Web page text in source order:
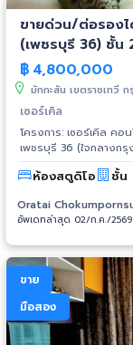
ขายด่วน/ต่อรอง
(เพชรบุรี 36) ชั้น
พร้อมอยู่ ใกล้
฿ 4,800,000
มักกะสัน เขตราชเทวี
เซอร์เคิล
โครงการ: เซอร์เคิล คอ
เพชรบุรี 36 (ใจกลางก
สูงสวยงาม) รูปแบบห้อ
ขนาดเล็ก / มีระเบียง ร
โอน: ค่าใช้จ่ายในการ
เดือน ✨ จุดเด่นและสิ่งอำนวยความสะดวกในห้อง ✨ ห้องตกแต่งครบครัน (Fully
Furnished) หิ้วกระเป๋าเ
นอนขนาดควีนไซส์ พร้
โต๊ะทำงานสำหรับ
เครื่องชงกาแฟ ชุดเครื่
ติดตั้งในห้องเรียบร้อย ร
อำนวยความสะดวกในโ
ชี่ บ่อแช่น้ำร้อน-น้ำเย็น
เตอร์ Shuttle
ห้องสตูดิโอ ชั้น
Oratai
อัพเดทล่าสุด 02/ก.ค./2569
ขาย
มือสอง